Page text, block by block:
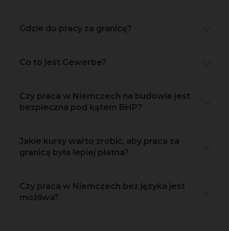
Gdzie do pracy za granicę?
Co to jest Gewerbe?
Czy praca w Niemczech na budowie jest
bezpieczna pod kątem BHP?
Jakie kursy warto zrobić, aby praca za
granicą była lepiej płatna?
Czy praca w Niemczech bez języka jest
możliwa?